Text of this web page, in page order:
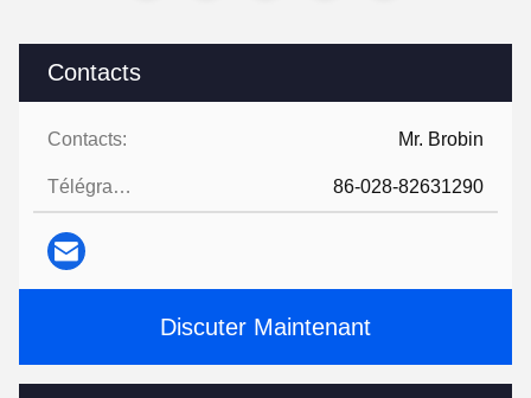
Contacts
Contacts: Mr. Brobin
Télégramme: 86-028-82631290
Discuter Maintenant